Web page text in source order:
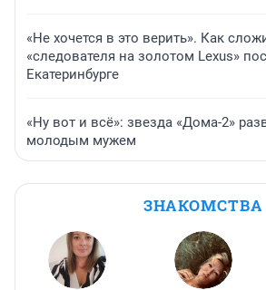
«Не хочется в это верить». Как
«следователя на золотом Lexus»
Екатеринбурге
«Ну вот и всё»: звезда «Дома-2»
молодым мужем
ЗНАКОМСТВА